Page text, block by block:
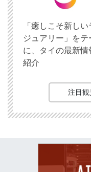
「癒しこそ新しい
ジュアリー」をテ
に、タイの最新情
紹介
注目観